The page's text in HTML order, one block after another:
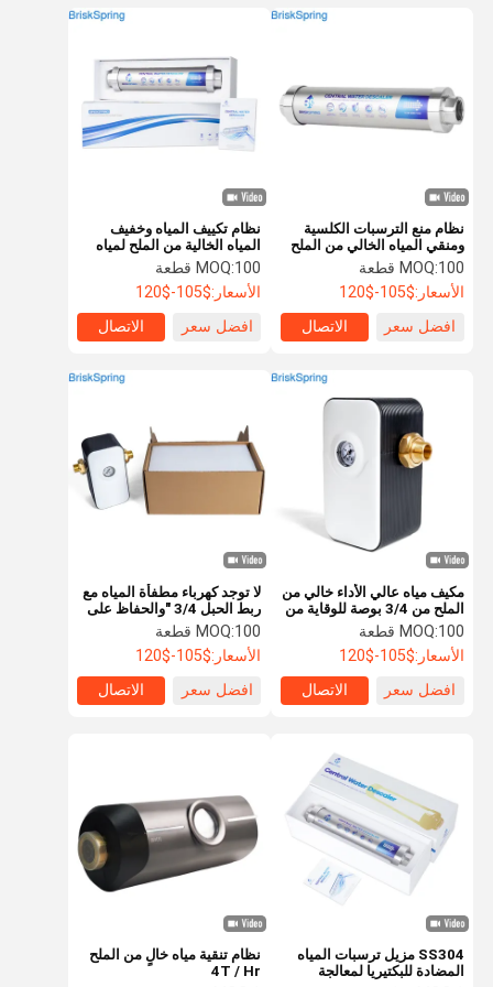
معلومات عنا
نظام منع الترسبات الكلسية
ومنقي المياه الخالي من الملح
بدون كهرباء، ومنع الترسبات،
وتصميم صديق للبيئة
MOQ:100 قطعة
الأسعار:$105-$120
افضل سعر
الاتصال
نظام تكييف المياه وخفيف
المياه الخالية من الملح لمياه
الصنبور البلدية بدون كهرباء
وحماية طويلة الأمد
MOQ:100 قطعة
الأسعار:$105-$120
افضل سعر
الاتصال
مكيف مياه عالي الأداء خالي من
الملح من 3/4 بوصة للوقاية من
المياه في جميع أنحاء المنزل
بدون كهرباء
MOQ:100 قطعة
الأسعار:$105-$120
افضل سعر
الاتصال
لا توجد كهرباء مطفأة المياه مع
ربط الحبل 3/4 "والحفاظ على
سنوات
MOQ:100 قطعة
الأسعار:$105-$120
افضل سعر
الاتصال
SS304 مزيل ترسبات المياه
المضادة للبكتيريا لمعالجة
نظام تنقية مياه خالٍ من الملح
4T / Hr